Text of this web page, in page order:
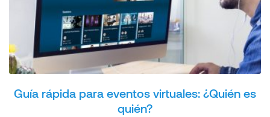
Guía rápida para eventos virtuales: ¿Quién es
quién?